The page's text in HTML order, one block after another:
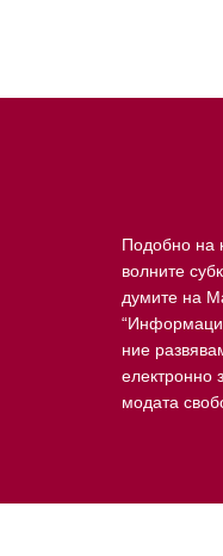
Подобно на
волните
думите на
ние
електронно
модата